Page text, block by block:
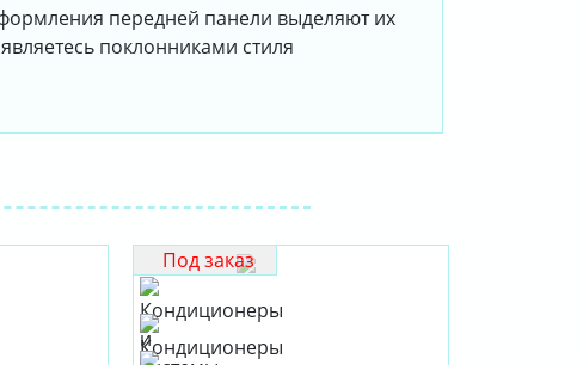
передней панели выделяют их
поклонниками стиля
Под заказ